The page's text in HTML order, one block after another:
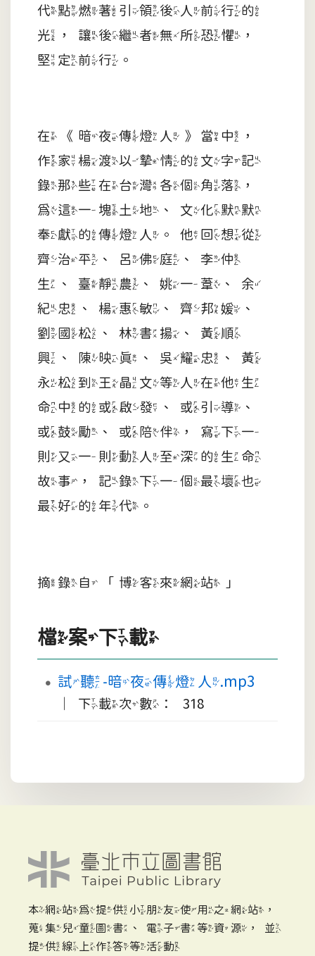
代點燃著引領後人前行的
光，讓後繼者無所恐懼，
堅定前行。
在《暗夜傳燈人》當中，
作家楊渡以摯情的文字記
錄那些在台灣各個角落，
為這一塊土地、文化默默
奉獻的傳燈人。他回想從
齊治平、呂佛庭、李仲
生、臺靜農、姚一葦、余
紀忠、楊惠敏、齊邦媛、
劉國松、林書揚、黃順
興、陳映真、吳耀忠、黃
永松到王晶文等人在他生
命中的或啟發、或引導、
或鼓勵、或陪伴，寫下一
則又一則動人至深的生命
故事，記錄下一個最壞也
最好的年代。
摘錄自「博客來網站」
檔案下載
試聽-暗夜傳燈人.mp3
｜下載次數： 318
本網站為提供小朋友使用之網站，
蒐集兒童圖書、電子書等資源，並
提供線上作答等活動